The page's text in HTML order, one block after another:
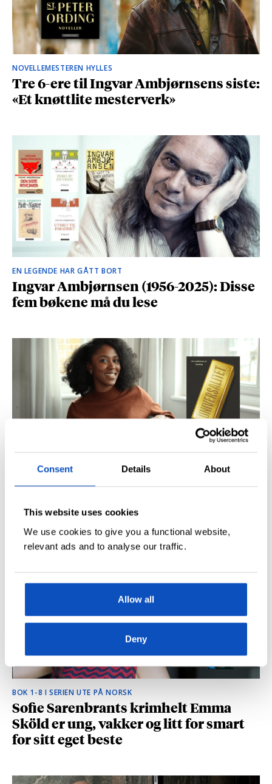
Consent Details About
This website uses cookies
We use cookies to give you a functional website,
relevant ads and to analyse our traffic.
Allow all
Deny
NOVELLEMESTEREN HYLLES
Tre 6-ere til Ingvar Ambjørnsens siste:
«Et knøttlite mesterverk»
EN LEGENDE HAR GÅTT BORT
Ingvar Ambjørnsen (1956-2025): Disse
fem bøkene må du lese
BRITISK STJERNESKUDD
Kåret til en av Storbritannias beste
unge forfattere: – Fantastisk å høre
hvilke deler som fikk folk til å le høyt
BOK 1-8 I SERIEN UTE PÅ NORSK
Sofie Sarenbrants krimhelt Emma
Sköld er ung, vakker og litt for smart
for sitt eget beste